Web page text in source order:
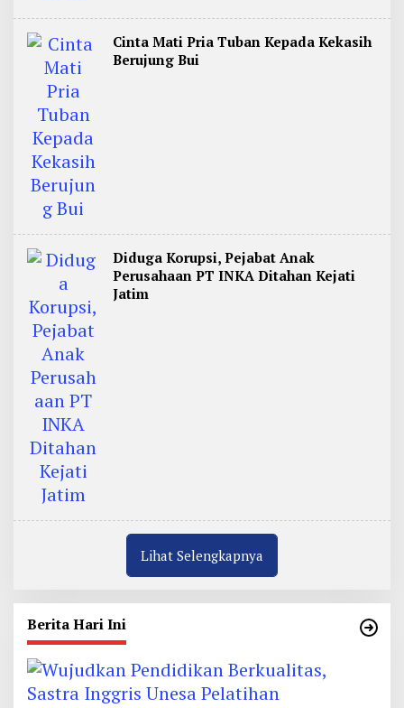
Cinta Mati Pria Tuban Kepada Kekasih
Berujung Bui
Diduga Korupsi, Pejabat Anak
Perusahaan PT INKA Ditahan Kejati
Jatim
Lihat Selengkapnya
Berita Hari Ini